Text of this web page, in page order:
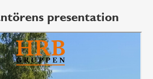
presentation